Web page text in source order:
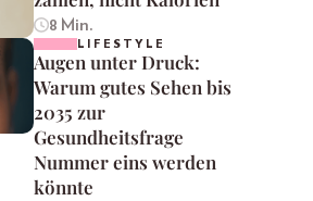
8 Min.
LIFESTYLE
Augen unter Druck:
Warum gutes Sehen bis
2035 zur
Gesundheitsfrage
Nummer eins werden
könnte